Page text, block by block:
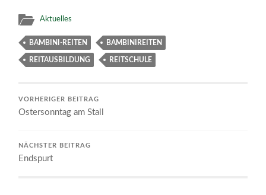
Aktuelles
BAMBINI-REITEN BAMBINIREITEN
REITAUSBILDUNG REITSCHULE
VORHERIGER BEITRAG
Ostersonntag am Stall
NÄCHSTER BEITRAG
Endspurt